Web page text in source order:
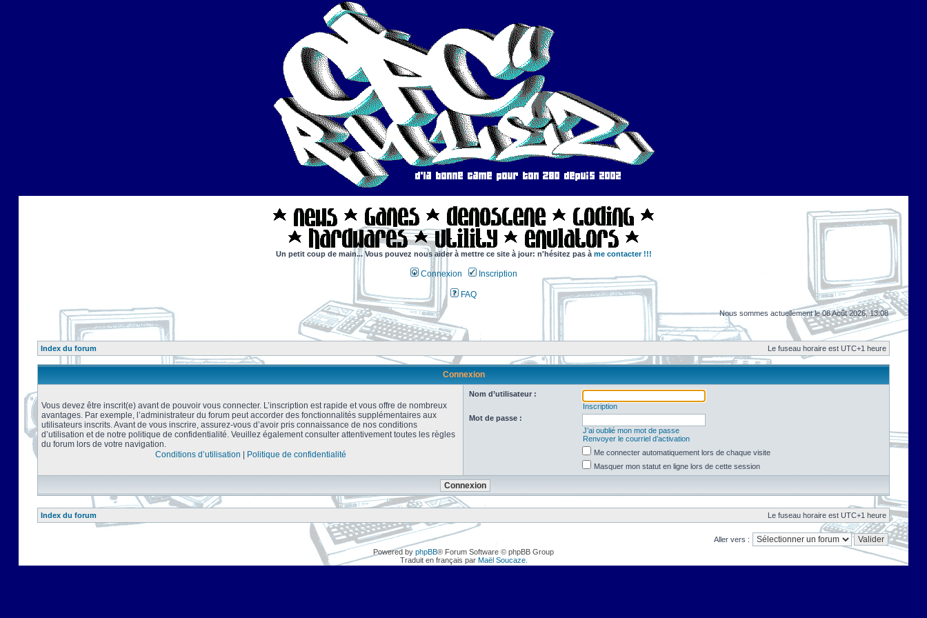
Un petit coup de main... Vous pouvez nous aider à mettre ce site à jour: n'hésitez pas à me contacter !!!
Connexion Inscription
FAQ
Nous sommes actuellement le 08 Août 2026, 13:08
Index du forum Le fuseau horaire est UTC+1 heure
Connexion
Vous devez être inscrit(e) avant de pouvoir vous connecter. L’inscription est rapide et vous offre de nombreux
avantages. Par exemple, l’administrateur du forum peut accorder des fonctionnalités supplémentaires aux
utilisateurs inscrits. Avant de vous inscrire, assurez-vous d’avoir pris connaissance de nos conditions
d’utilisation et de notre politique de confidentialité. Veuillez également consulter attentivement toutes les règles
du forum lors de votre navigation.
Conditions d’utilisation
Politique de confidentialité
Nom d’utilisateur :
Inscription
Mot de passe :
J’ai oublié mon mot de passe
Renvoyer le courriel d’activation
Me connecter automatiquement lors de chaque visite
Masquer mon statut en ligne lors de cette session
Index du forum Le fuseau horaire est UTC+1 heure
Aller vers :
Powered by phpBB® Forum Software © phpBB Group
Traduit en français par Maël Soucaze.